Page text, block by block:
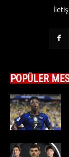
POPÜLER